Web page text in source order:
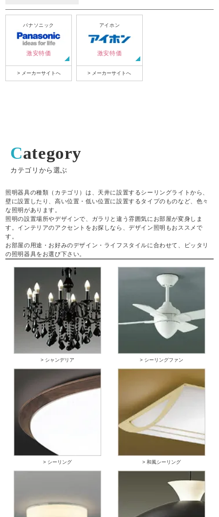
パナソニック
激安特価
> メーカーサイトへ
アイホン
激安特価
> メーカーサイトへ
Category
カテゴリから選ぶ
照明器具の種類（カテゴリ）は、天井に設置するシーリングライトから、
壁に設置したり、高い位置・低い位置に設置するタイプのものなど、色々
な照明があります。
照明の設置場所やデザインで、ガラリと違う雰囲気にお部屋が変身しま
す。インテリアのアクセントをお探しなら、デザイン照明もおススメで
す。
お部屋の用途・お好みのデザイン・ライフスタイルに合わせて、ピッタリ
の照明器具をお選び下さい。
> シャンデリア > シーリングファン
> シーリング > 和風シーリング